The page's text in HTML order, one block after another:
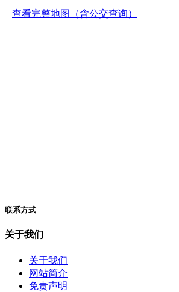
查看完整地图（含公交查询）
联系方式
关于我们
关于我们
网站简介
免责声明